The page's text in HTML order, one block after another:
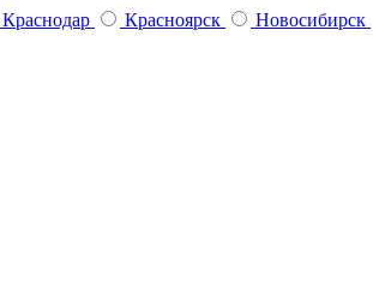
Краснодар Красноярск Новосибирск